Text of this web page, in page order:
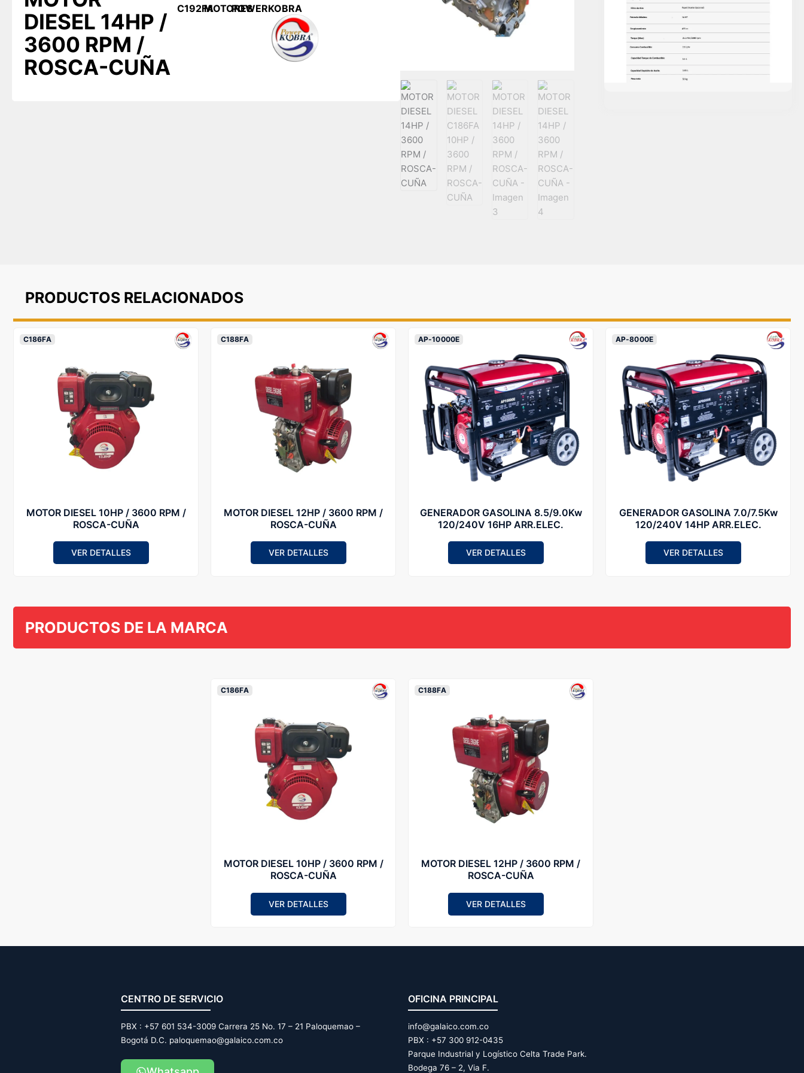
DIESEL 14HP /
3600 RPM /
ROSCA-CUÑA
C192FAMOTORESPOWERKOBRA
PRODUCTOS RELACIONADOS
C186FA
MOTOR DIESEL 10HP / 3600 RPM /
ROSCA-CUÑA
VER DETALLES
C188FA
MOTOR DIESEL 12HP / 3600 RPM /
ROSCA-CUÑA
VER DETALLES
AP-10000E
GENERADOR GASOLINA 8.5/9.0Kw
120/240V 16HP ARR.ELEC.
VER DETALLES
AP-8000E
GENERADOR GASOLINA 7.0/7.5Kw
120/240V 14HP ARR.ELEC.
VER DETALLES
PRODUCTOS DE LA MARCA
C186FA
MOTOR DIESEL 10HP / 3600 RPM /
ROSCA-CUÑA
VER DETALLES
C188FA
MOTOR DIESEL 12HP / 3600 RPM /
ROSCA-CUÑA
VER DETALLES
CENTRO DE SERVICIO
PBX : +57 601 534-3009 Carrera 25 No. 17 – 21 Paloquemao –
Bogotá D.C. paloquemao@galaico.com.co
OFICINA PRINCIPAL
info@galaico.com.co
PBX : +57 300 912-0435
Parque Industrial y Logístico Celta Trade Park.
Bodega 76 – 2, Via F.